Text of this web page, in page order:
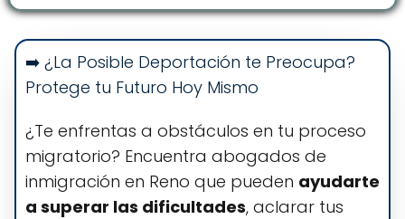
➡️ ¿La Posible Deportación te Preocupa?
Protege tu Futuro Hoy Mismo
¿Te enfrentas a obstáculos en tu proceso
migratorio? Encuentra abogados de
inmigración en Reno que pueden ayudarte
a superar las dificultades, aclarar tus